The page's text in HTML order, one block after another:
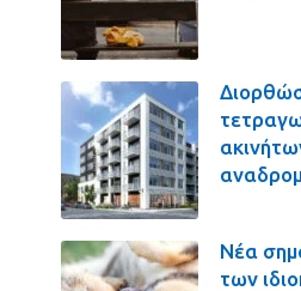
Νέα
των